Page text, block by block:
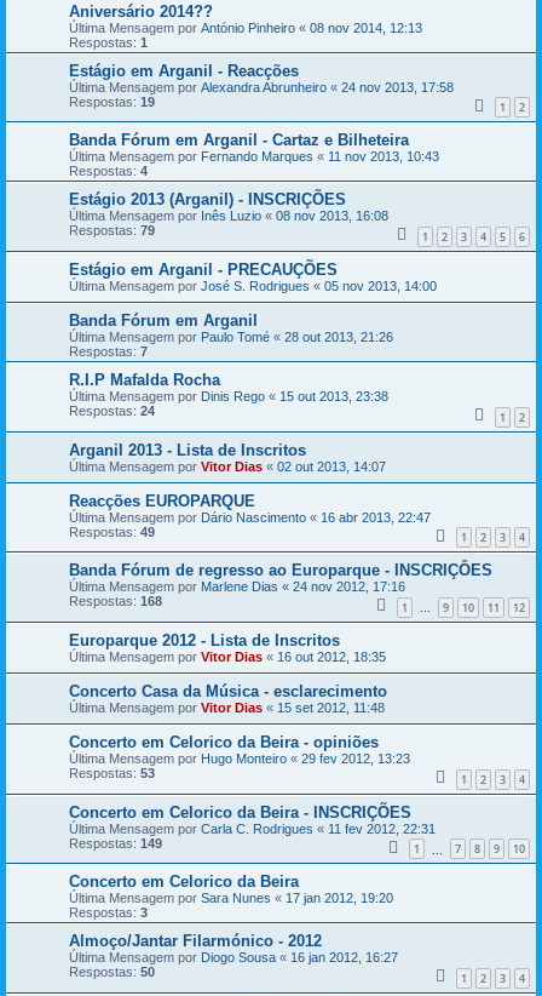
Aniversário 2014??
Última Mensagem por António Pinheiro « 08 nov 2014, 12:13
Respostas: 1
Estágio em Arganil - Reacções
Última Mensagem por Alexandra Abrunheiro « 24 nov 2013, 17:58
Respostas: 19 1 2
Banda Fórum em Arganil - Cartaz e Bilheteira
Última Mensagem por Fernando Marques « 11 nov 2013, 10:43
Respostas: 4
Estágio 2013 (Arganil) - INSCRIÇÕES
Última Mensagem por Inês Luzio « 08 nov 2013, 16:08
Respostas: 79 1 2 3 4 5 6
Estágio em Arganil - PRECAUÇÕES
Última Mensagem por José S. Rodrigues « 05 nov 2013, 14:00
Banda Fórum em Arganil
Última Mensagem por Paulo Tomé « 28 out 2013, 21:26
Respostas: 7
R.I.P Mafalda Rocha
Última Mensagem por Dinis Rego « 15 out 2013, 23:38
Respostas: 24 1 2
Arganil 2013 - Lista de Inscritos
Última Mensagem por Vitor Dias « 02 out 2013, 14:07
Reacções EUROPARQUE
Última Mensagem por Dário Nascimento « 16 abr 2013, 22:47
Respostas: 49 1 2 3 4
Banda Fórum de regresso ao Europarque - INSCRIÇÔES
Última Mensagem por Marlene Dias « 24 nov 2012, 17:16
Respostas: 168 1 ... 9 10 11 12
Europarque 2012 - Lista de Inscritos
Última Mensagem por Vitor Dias « 16 out 2012, 18:35
Concerto Casa da Música - esclarecimento
Última Mensagem por Vitor Dias « 15 set 2012, 11:48
Concerto em Celorico da Beira - opiniões
Última Mensagem por Hugo Monteiro « 29 fev 2012, 13:23
Respostas: 53 1 2 3 4
Concerto em Celorico da Beira - INSCRIÇÕES
Última Mensagem por Carla C. Rodrigues « 11 fev 2012, 22:31
Respostas: 149 1 7 8 9 10
Concerto em Celorico da Beira
Última Mensagem por Sara Nunes « 17 jan 2012, 19:20
Respostas: 3
Almoço/Jantar Filarmónico - 2012
Última Mensagem por Diogo Sousa « 16 jan 2012, 16:27
Respostas: 50 1 2 3 4